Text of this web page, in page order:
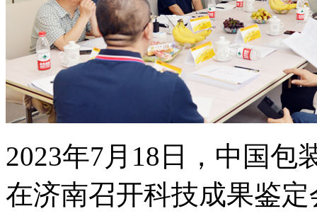
2023年7月18日，中国包
在济南召开科技成果鉴